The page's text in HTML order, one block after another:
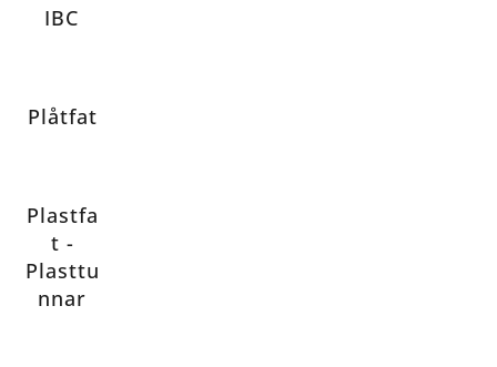
IBC
Plåtfat
Plastfa
t -
Plasttu
nnar